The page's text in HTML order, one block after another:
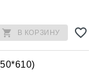
В КОРЗИНУ